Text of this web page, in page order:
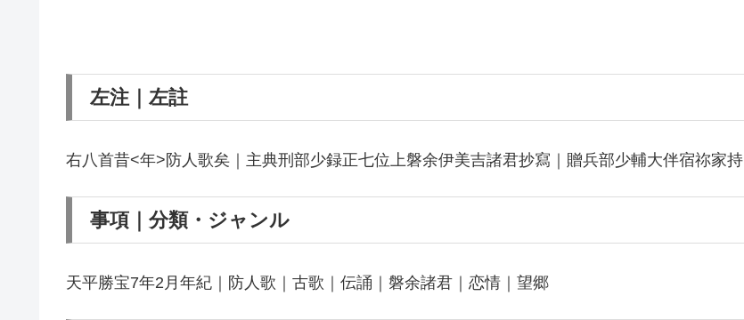
左注｜左註
右八首昔<年>防人歌矣｜主典刑部少録正七位上磐余伊美吉諸君抄寫｜贈兵部少輔大伴宿祢家持
事項｜分類・ジャンル
天平勝宝7年2月年紀｜防人歌｜古歌｜伝誦｜磐余諸君｜恋情｜望郷